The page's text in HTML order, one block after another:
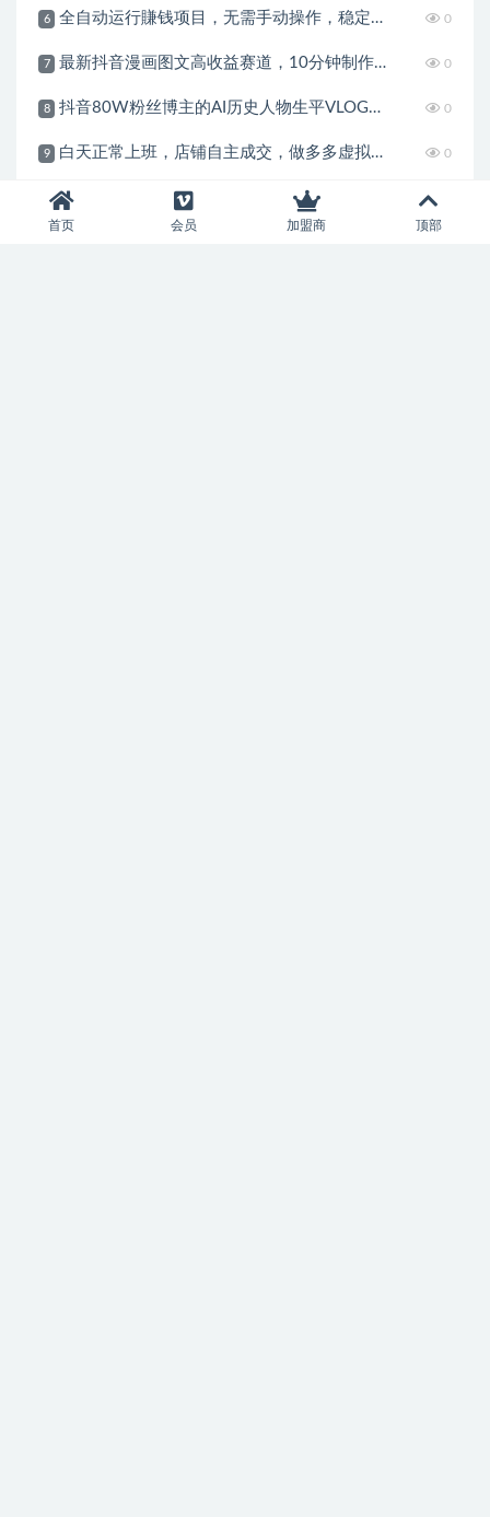
6 全自动运行賺钱项目，无需手动操作，稳定运行长期可做，新手副业首选 0
7 最新抖音漫画图文高收益赛道，10分钟制作一个作品，稳拿创作者伙伴计划收益 0
8 抖音80W粉丝博主的AI历史人物生平VLOG教学，不用拍摄不用露脸，AI帮你搞定，轻松解锁伙伴计划+精选收益 0
9 白天正常上班，店铺自主成交，做多多虚拟每月新增1-3W稳定被动收入 0
10 AI+电商全域掘金实战课｜多平台无人电商玩法、AI工具落地、供应链合规、全域变现闭环全套教程
首页 会员 加盟商 顶部